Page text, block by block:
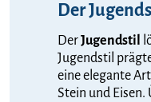
Der
DerJugendstil
Jugendstil
eine elegante
Stein und Eisen.